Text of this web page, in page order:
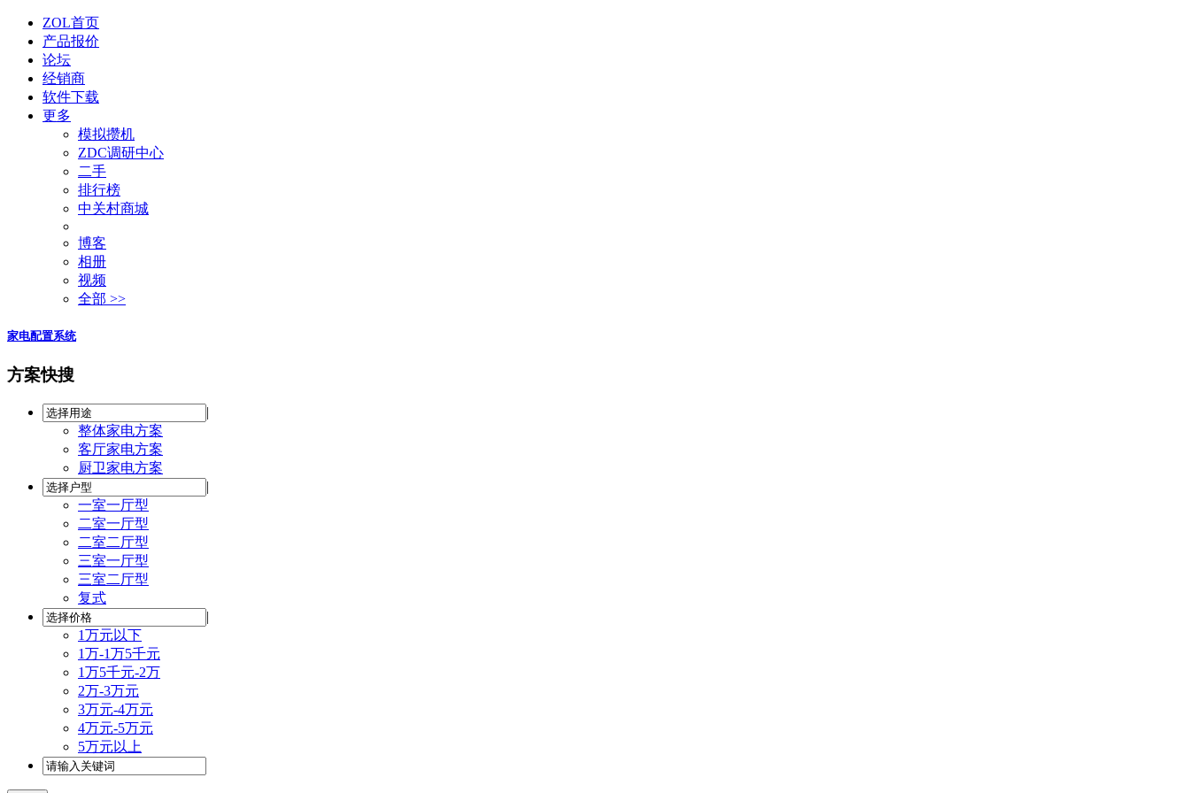
ZOL首页
产品报价
论坛
经销商
软件下载
更多
模拟攒机
ZDC调研中心
二手
排行榜
中关村商城
博客
相册
视频
全部 >>
家电配置系统
方案快搜
|
整体家电方案
客厅家电方案
厨卫家电方案
|
一室一厅型
二室一厅型
二室二厅型
三室一厅型
三室二厅型
复式
|
1万元以下
1万-1万5千元
1万5千元-2万
2万-3万元
3万元-4万元
4万元-5万元
5万元以上